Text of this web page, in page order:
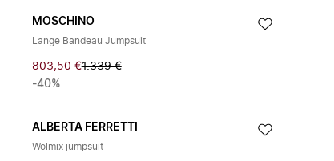
MOSCHINO
Lange Bandeau Jumpsuit
803,50 €1.339 €
-40%
ALBERTA FERRETTI
Wolmix jumpsuit